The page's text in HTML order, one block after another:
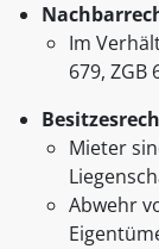
Im
679, ZGB
Mieter
Abwehr